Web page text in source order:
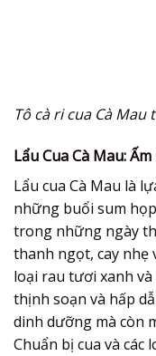
Tô cà ri cua Cà
Lẩu Cua Cà Mau:
Lẩu cua Cà Mau là
những buổi sum
trong những ngày
thanh ngọt, cay nhẹ
loại rau tươi xanh
thịnh soạn và hấp
dinh dưỡng mà còn
Chuẩn bị cua và các